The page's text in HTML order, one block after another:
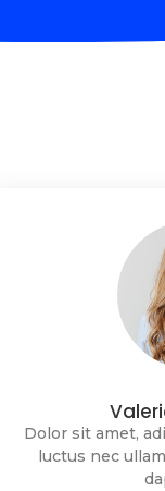
Dolor sit amet,
luctus nec